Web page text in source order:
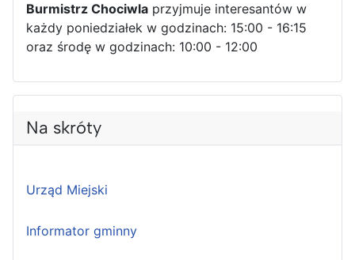
Burmistrz Chociwla przyjmuje interesantów w
każdy poniedziałek w godzinach: 15:00 - 16:15
oraz środę w godzinach: 10:00 - 12:00
Na skróty
Urząd Miejski
Informator gminny